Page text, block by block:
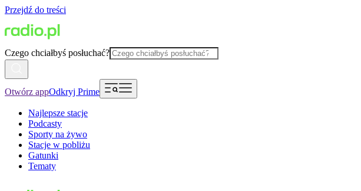
Przejdź do treści
Czego chciałbyś posłuchać?
Otwórz appOdkryj Prime
Najlepsze stacje
Podcasty
Sporty na żywo
Stacje w pobliżu
Gatunki
Tematy